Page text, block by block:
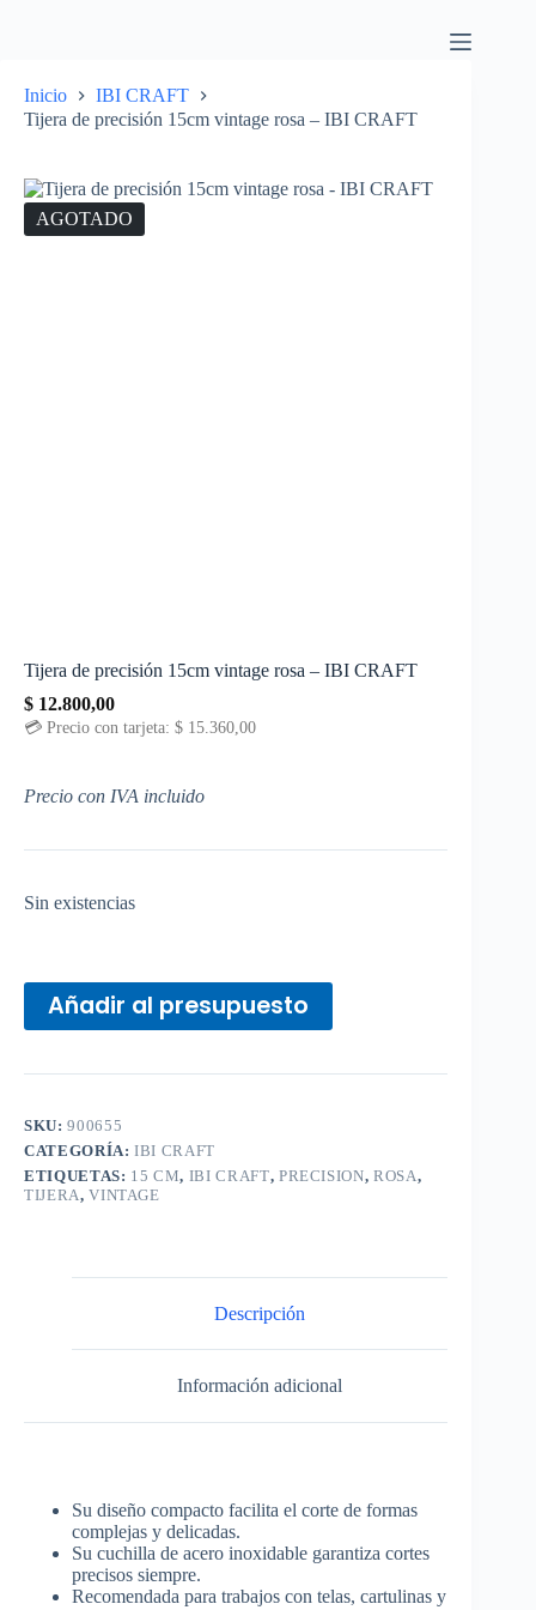
Inicio
IBI CRAFT
Tijera de precisión 15cm vintage rosa – IBI CRAFT
AGOTADO
Tijera de precisión 15cm vintage rosa – IBI CRAFT
$ 12.800,00
💳 Precio con tarjeta: $ 15.360,00
Precio con IVA incluido
Sin existencias
Añadir al presupuesto
SKU:900655
CATEGORÍA:IBI CRAFT
ETIQUETAS: 15 CM, IBI CRAFT, PRECISION,ROSA,
TIJERA,VINTAGE
Descripción
Información adicional
Su diseño compacto facilita el corte de formas
complejas y delicadas.
Su cuchilla de acero inoxidable garantiza cortes
precisos siempre.
Recomendada para trabajos con telas, cartulinas y